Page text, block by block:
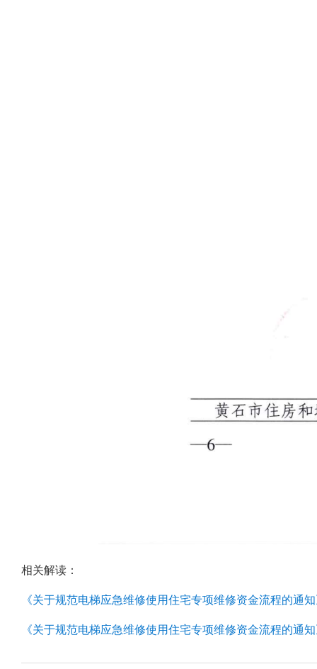
相关解读：
《关于规范电梯应急维修使用住宅专项维修资金流程的通
《关于规范电梯应急维修使用住宅专项维修资金流程的通